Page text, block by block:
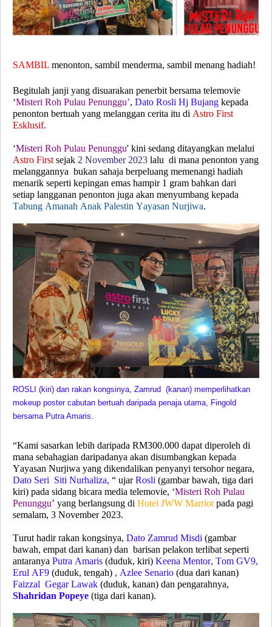
SAMBIL menonton, sambil menderma, sambil menang hadiah!
Begitulah janji yang disuarakan penerbit bersama telemovie
‘Misteri Roh Pulau Penunggu’, Dato Rosli Hj Bujang kepada
penonton bertuah yang melanggan cerita itu di Astro First
Esklusif.
‘Misteri Roh Pulau Penunggu' kini sedang ditayangkan melalui
Astro First sejak 2 November 2023 lalu di mana penonton yang
melanggannya bukan sahaja berpeluang memenangi hadiah
menarik seperti kepingan emas hampir 1 gram bahkan dari
setiap langganan penonton juga akan menyumbang kepada
Tabung Amanah Anak Palestin Yayasan Nurjiwa.
ROSLI (kiri) dan rakan kongsinya, Zamrud (kanan) memperlihatkan
mokeup poster cabutan bertuah daripada penaja utama, Fingold
bersama Putra Amaris.
“Kami sasarkan lebih daripada RM300.000 dapat diperoleh di
mana sebahagian daripadanya akan disumbangkan kepada
Yayasan Nurjiwa yang dikendalikan penyanyi tersohor negara,
Dato Seri Siti Nurhaliza, “ ujarRosli (gambar bawah, tiga dari
kiri) pada sidang bicara media telemovie, ‘Misteri Roh Pulau
Penunggu’ yang berlangsung di Hotel JWW Marriot pada pagi
semalam, 3 November 2023.
Turut hadir rakan kongsinya, Dato Zamrud Misdi (gambar
bawah, empat dari kanan) dan barisan pelakon terlibat seperti
antaranya Putra Amaris (duduk, kiri) Keena Mentor, Tom GV9,
Erul AF9 (duduk, tengah) , Azlee Senario (dua dari kanan)
Faizzal Gegar Lawak (duduk, kanan) dan pengarahnya,
Shahridan Popeye (tiga dari kanan).